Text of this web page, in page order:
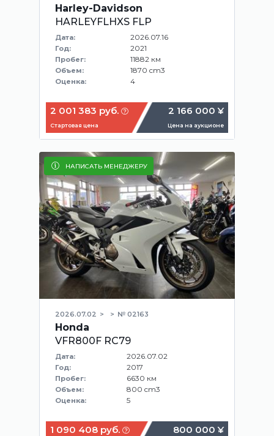
Harley-Davidson
HARLEYFLHXS FLP
Дата: 2026.07.16
Год: 2021
Пробег: 11882 км
Объем: 1870 cm3
Оценка: 4
2 001 383 руб.
Стартовая цена
2 166 000 ¥
Цена на аукционе
НАПИСАТЬ МЕНЕДЖЕРУ
2026.07.02 № 02163
Honda
VFR800F RC79
Дата: 2026.07.02
Год: 2017
Пробег: 6630 км
Объем: 800 cm3
Оценка: 5
1 090 408 руб. 800 000 ¥